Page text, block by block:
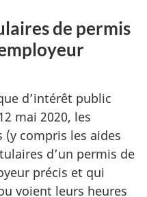
de permis
d’intérêt public
mai 2020, les
compris les aides
d’un permis de
précis et qui
voient leurs heures